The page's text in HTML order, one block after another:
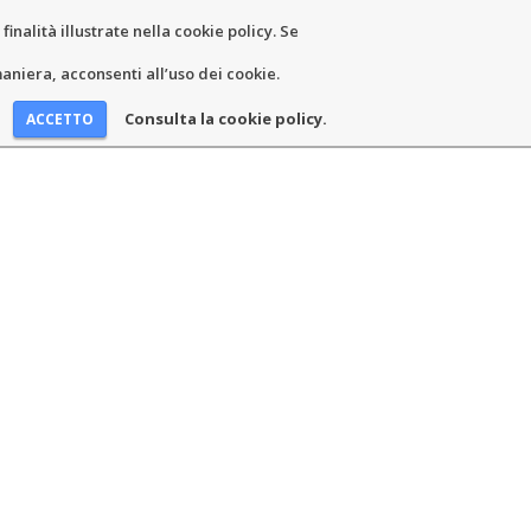
illustrate nella cookie policy. Se
acconsenti all’uso dei cookie.
Consulta la cookie policy.